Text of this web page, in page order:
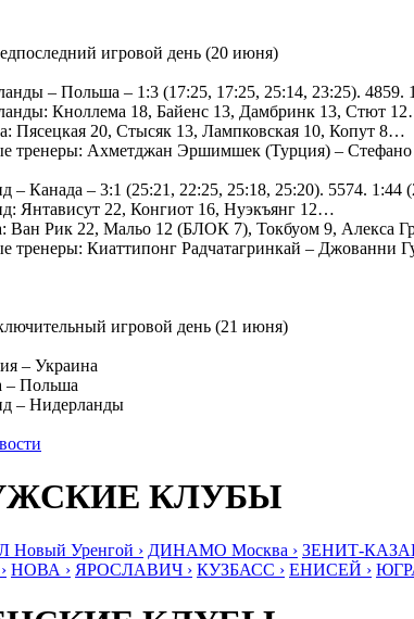
игровой день (20 июня)
– Польша – 1:3 (17:25, 17:25, 25:14, 23:25). 4859.
Кноллема 18, Байенс 13, Дамбринк 13, Стют
Пясецкая 20, Стысяк 13, Лампковская 10, Копут 8…
тренеры: Ахметджан Эршимшек (Турция) –
– Канада – 3:1 (25:21, 22:25, 25:18, 25:20). 5574. 1:44
Янтависут 22, Конгиот 16, Нуэкъянг 12…
Ван Рик 22, Мальо 12 (БЛОК 7), Токбуом 9, Алекса
тренеры: Киаттипонг Радчатагринкай – Джованни
игровой день (21 июня)
– Украина
– Польша
– Нидерланды
КЛУБЫ
Уренгой › ДИНАМО Москва › ЗЕНИТ-
НОВА › ЯРОСЛАВИЧ › КУЗБАСС › ЕНИСЕЙ ›